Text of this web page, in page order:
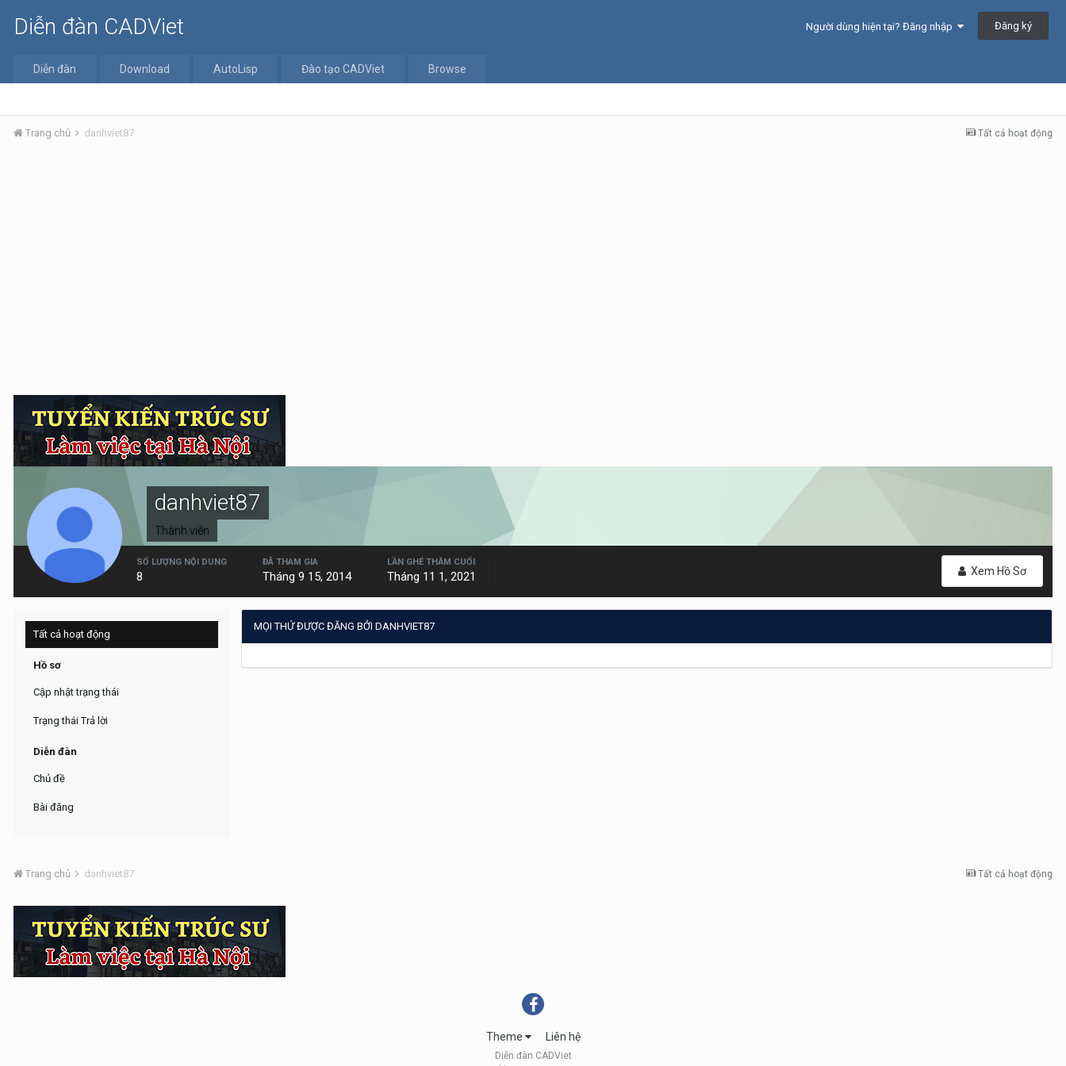
Diễn đàn CADViet Người dùng hiện tại? Đăng nhập Đăng ký
Diễn đàn Download AutoLisp Đào tạo CADViet Browse
Tất cả hoạt động
Trang chủ danhviet87
danhviet87
Thành viên
Xem Hồ Sơ
SỐ LƯỢNG NỘI DUNG
8
ĐÃ THAM GIA
Tháng 9 15, 2014
LẦN GHÉ THĂM CUỐI
Tháng 11 1, 2021
Tất cả hoạt động
Hồ sơ
Cập nhật trạng thái
Trạng thái Trả lời
Diễn đàn
Chủ đề
Bài đăng
MỌI THỨ ĐƯỢC ĐĂNG BỞI DANHVIET87
Tất cả hoạt động
Trang chủ danhviet87
Theme Liên hệ
Diễn đàn CADViet